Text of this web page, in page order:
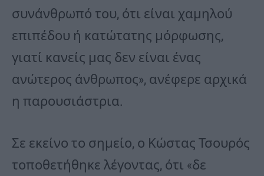
συνάνθρωπό του, ότι είναι χαμηλού
επιπέδου ή κατώτατης μόρφωσης,
γιατί κανείς μας δεν είναι ένας
ανώτερος άνθρωπος», ανέφερε αρχικά
η παρουσιάστρια.
Σε εκείνο το σημείο, ο Κώστας Τσουρός
τοποθετήθηκε λέγοντας, ότι «δε